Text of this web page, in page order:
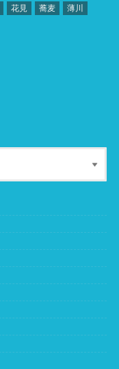
花見 蕎麦
薄川